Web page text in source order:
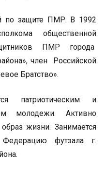
по защите ПМР. В 1992
общественной
ПМР города
член Российской
Братство».
патриотическим и
молодежи. Активно
жизни. Занимается
футзала г.